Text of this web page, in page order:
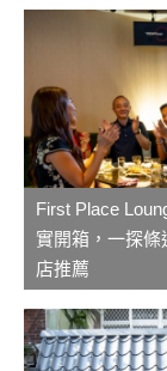
First Place
實開箱，一探
店推薦